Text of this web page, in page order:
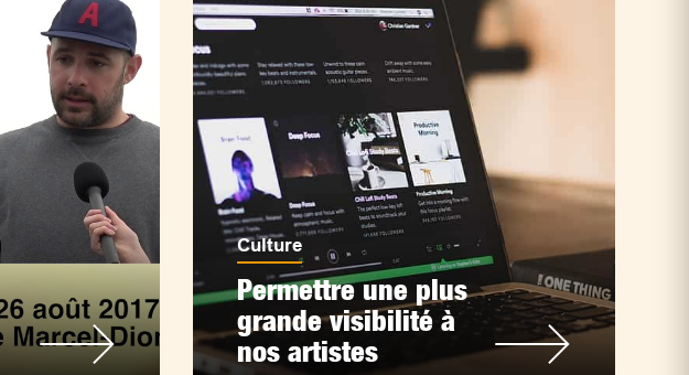
Culture
Permettre une plus
grande visibilité à
nos artistes